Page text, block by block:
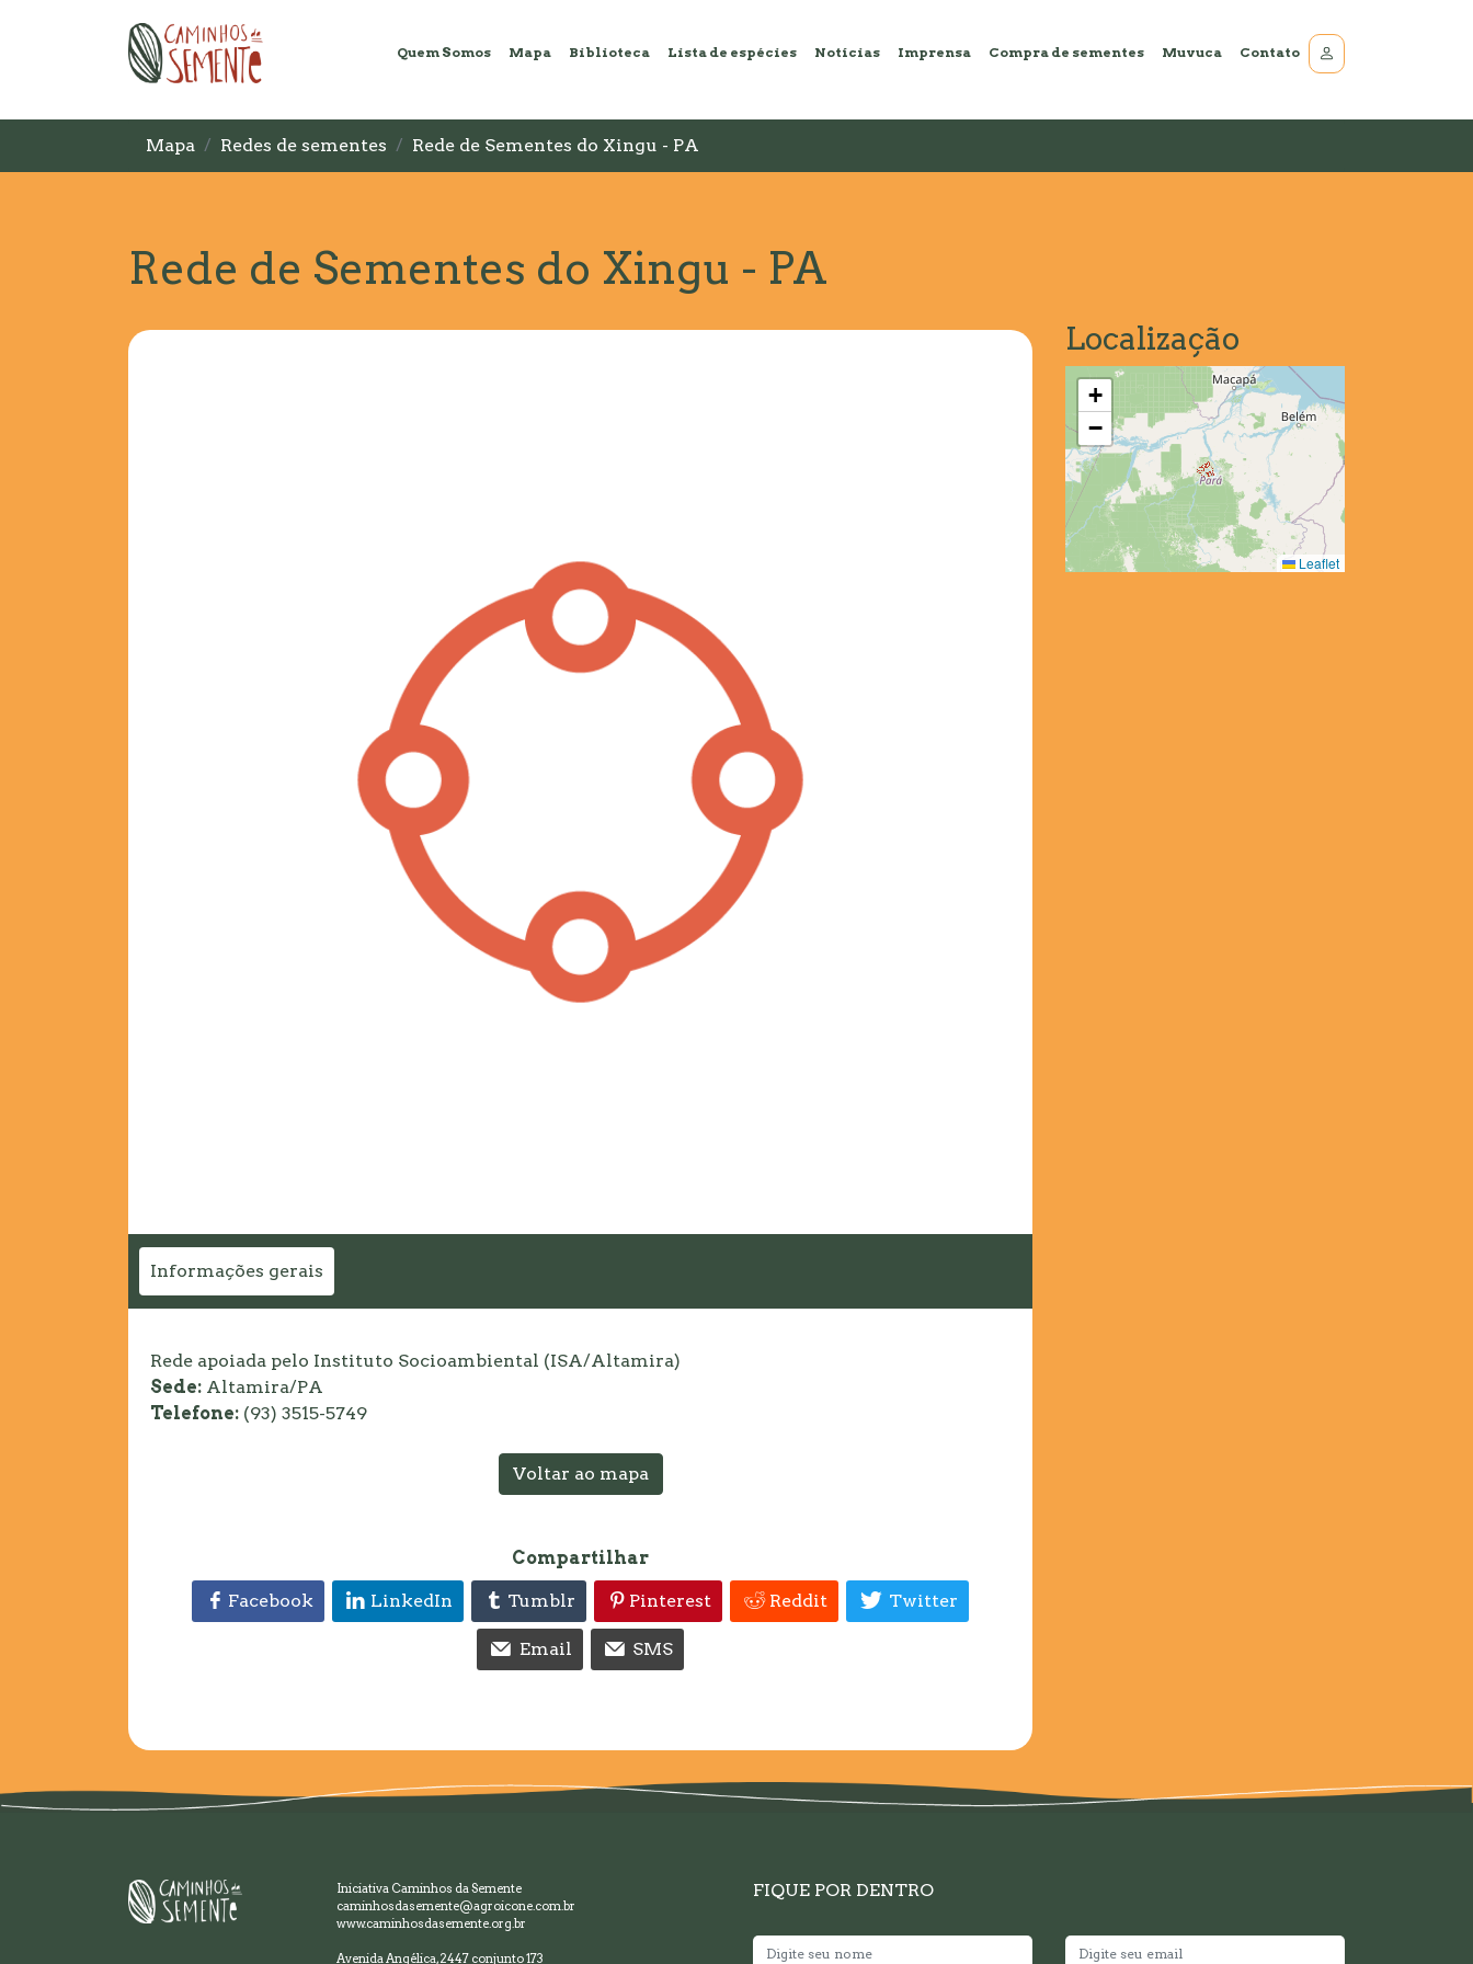
Quem Somos Mapa Biblioteca Lista de espécies Notícias Imprensa Compra de sementes Muvuca Contato
Mapa Redes de sementes Rede de Sementes do Xingu - PA
Rede de Sementes do Xingu - PA
Informações gerais
Rede apoiada pelo Instituto Socioambiental (ISA/Altamira)
Sede: Altamira/PA
Telefone: (93) 3515-5749
Voltar ao mapa
Compartilhar
Facebook LinkedIn Tumblr Pinterest Reddit Twitter
Email SMS
Localização
+
−
Leaflet
Iniciativa Caminhos da Semente
caminhosdasemente@agroicone.com.br
www.caminhosdasemente.org.br
Avenida Angélica, 2447 conjunto 173
FIQUE POR DENTRO